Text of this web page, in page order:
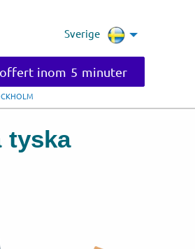
Sverige
offert inom 5 minuter
tyska